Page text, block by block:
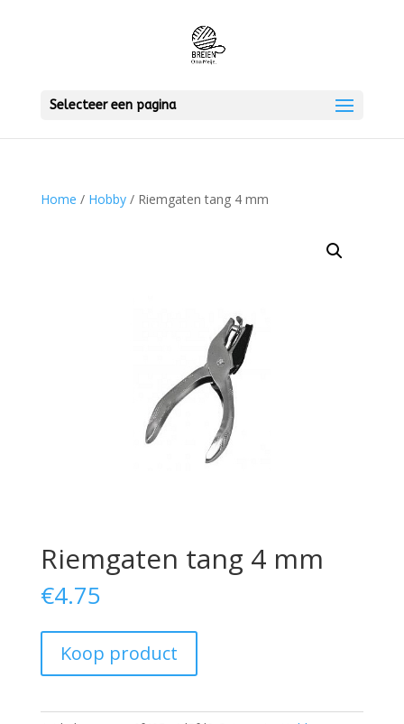
Selecteer een pagina
Home / Hobby/ Riemgaten tang 4 mm
Riemgaten tang 4 mm
€4.75
Koop product